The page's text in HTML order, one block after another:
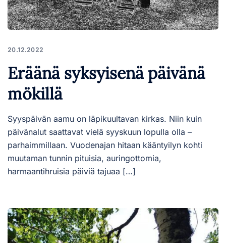
20.12.2022
Eräänä syksyisenä päivänä
mökillä
Syyspäivän aamu on läpikuultavan kirkas. Niin kuin
päivänalut saattavat vielä syyskuun lopulla olla –
parhaimmillaan. Vuodenajan hitaan kääntyilyn kohti
muutaman tunnin pituisia, auringottomia,
harmaantihruisia päiviä tajuaa […]